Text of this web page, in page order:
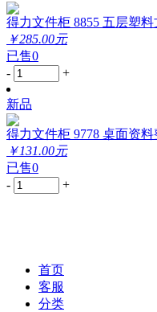
得力文件柜 8855 五层塑
￥285.00元
已售0
-
+
新品
得力文件柜 9778 桌面资
￥131.00元
已售0
-
+
首页
客服
分类